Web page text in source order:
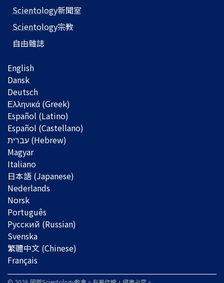
Scientology新聞室
Scientology宗教
自由雜誌
English
Dansk
Deutsch
Ελληνικά (Greek)
Español (Latino)
Español (Castellano)
Magyar
Italiano
日本語 (Japanese)
Nederlands
Norsk
Português
Русский (Russian)
Svenska
繁體中文 (Chinese)
Français